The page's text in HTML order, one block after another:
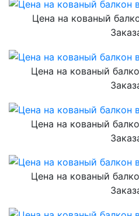
Цена на кованый
Цена на кованый
Цена на кованый
Цена на кованый